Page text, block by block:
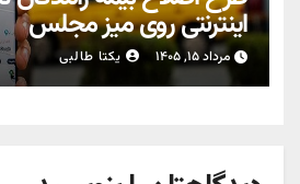
اینترنتی روی میز مجلس
مرداد ۱۵, ۱۴۰۵ یکتا طالبی